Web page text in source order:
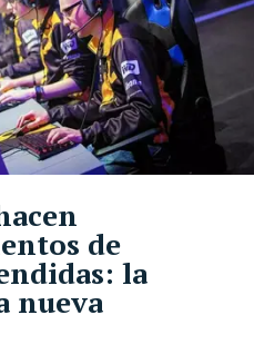
de
la
nueva